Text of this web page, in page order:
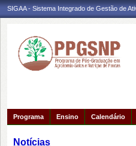
SIGAA - Sistema Integrado de Gestão de
Programa Ensino Calendário
Notícias